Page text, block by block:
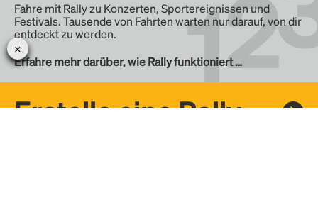
Fahre mit Rally zu Konzerten, Sportereignissen und
Festivals. Tausende von Fahrten warten nur darauf, von dir
entdeckt zu werden.
Erfahre mehr darüber, wie Rally funktioniert …
Erstelle eine Rally